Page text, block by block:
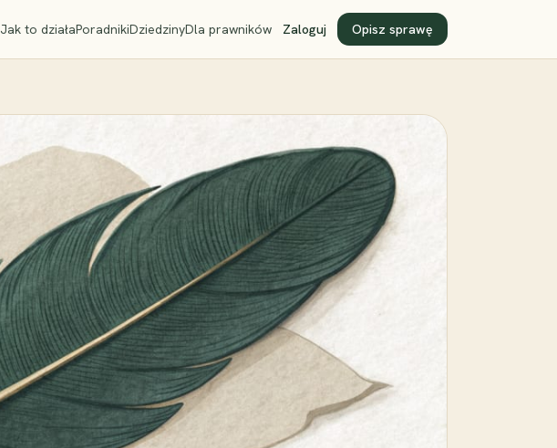
Jak to działaPoradnikiDziedzinyDla prawników Zaloguj Opisz sprawę